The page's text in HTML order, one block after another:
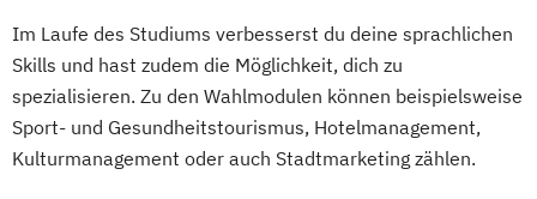
Im Laufe des Studiums verbesserst du deine sprachlichen
Skills und hast zudem die Möglichkeit, dich zu
spezialisieren. Zu den Wahlmodulen können beispielsweise
Sport- und Gesundheitstourismus, Hotelmanagement,
Kulturmanagement oder auch Stadtmarketing zählen.